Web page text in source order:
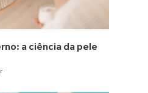
a ciência da pele